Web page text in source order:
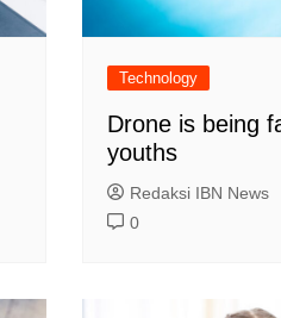
Technology
Drone is being
youths
Redaksi IBN News
0